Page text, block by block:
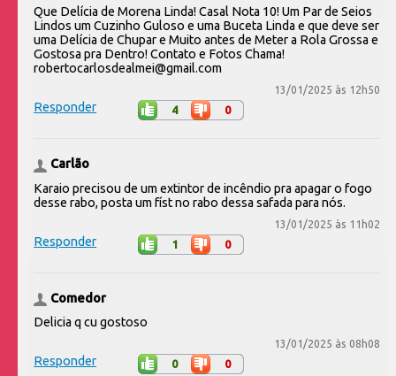
Que Delícia de Morena Linda! Casal Nota 10! Um Par de Seios
Lindos um Cuzinho Guloso e uma Buceta Linda e que deve ser
uma Delícia de Chupar e Muito antes de Meter a Rola Grossa e
Gostosa pra Dentro! Contato e Fotos Chama!
robertocarlosdealmei@gmail.com
13/01/2025 às 12h50
Responder 4 0
Carlão
Karaio precisou de um extintor de incêndio pra apagar o fogo
desse rabo, posta um físt no rabo dessa safada para nós.
13/01/2025 às 11h02
Responder 1 0
Comedor
Delicia q cu gostoso
13/01/2025 às 08h08
Responder 0 0